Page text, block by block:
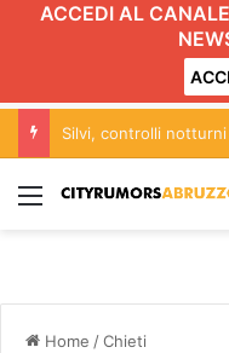
ACCEDI AL
Menu
Home /Chieti